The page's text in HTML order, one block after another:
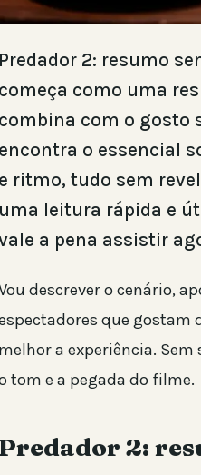
Predador 2: resumo
começa como uma
combina com o gosto
encontra o essencial
e ritmo, tudo sem
uma leitura rápida e
a pena assistir
descrever o cenário,
que gostam
melhor a experiência.
tom e a pegada do filme.
Predador 2: